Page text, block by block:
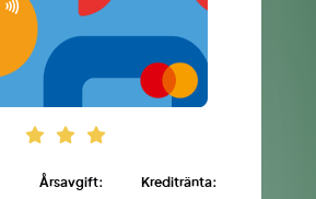
Årsavgift: Kreditränta: